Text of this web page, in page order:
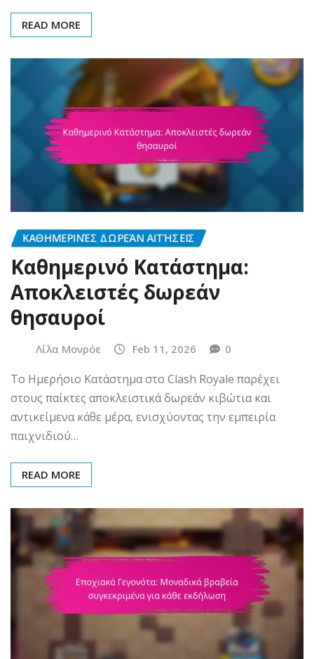
READ MORE
ΚΑΘΗΜΕΡΙΝΈΣ ΔΩΡΕΆΝ ΑΙΤΉΣΕΙΣ
Καθημερινό Κατάστημα:
Αποκλειστές δωρεάν
θησαυροί
Λίλα Μονρόε Feb 11, 2026 0
Το Ημερήσιο Κατάστημα στο Clash Royale παρέχει
στους παίκτες αποκλειστικά δωρεάν κιβώτια και
αντικείμενα κάθε μέρα, ενισχύοντας την εμπειρία
παιχνιδιού…
READ MORE